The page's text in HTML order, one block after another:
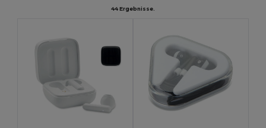
44 Ergebnisse.